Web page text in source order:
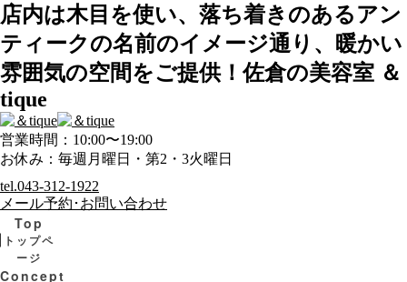
店内は木目を使い、落ち着きのあるアン
ティークの名前のイメージ通り、暖かい
雰囲気の空間をご提供！佐倉の美容室 ＆
tique
営業時間：10:00〜19:00
お休み：毎週月曜日・第2・3火曜日
tel.043-312-1922
メール予約･お問い合わせ
Top
トップペ
ージ
Concept